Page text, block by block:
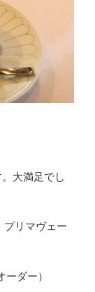
大満足でし
プリマヴェー
ダー）